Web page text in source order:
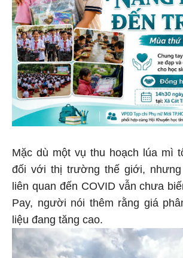
Mặc dù một vụ thu hoạch lúa mì
đối với thị trường thế giới,
liên quan đến COVID vẫn chưa
Pay, người nói thêm rằng giá
liệu đang tăng cao.